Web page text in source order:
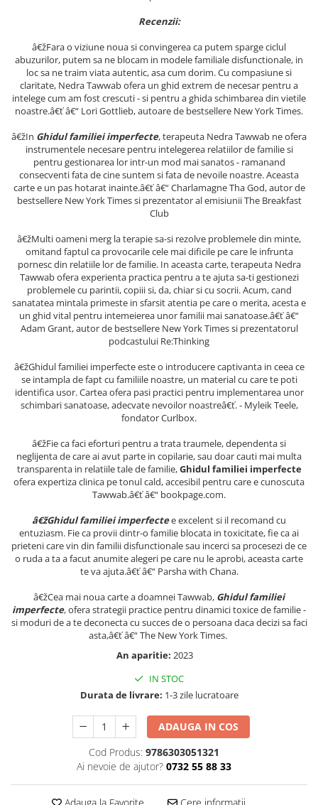
SF & Fantasy
Teatru
Teens Book Club
Umor
Birotica & Papetarie
Adezivi si benzi adezive
Articole Birotica
Accesorii Arhivare
Hartie si Accesorii
Instrumente de scris
Organizare si Arhivare
Seturi birotica
Articole scolare
Arta
Caiete si Carnetele scolare
Coperti, Mape, Etichete
Ghiozdane si Penare scolare
Instrumente de scris
Instrumente si Truse Geometrie
Seturi scolare
Calculator
Consumabile & Accesorii
Carti in dar
Carti pentru copii
Beletristica
Literatura Universala
Poezie
Descopera lumea
Descopera si invata
Primele notiuni
Recenzii:
â€žFara o viziune noua si convingerea ca putem sparge ciclul
abuzurilor, putem sa ne blocam in modele familiale disfunctionale, in
loc sa ne traim viata autentic, asa cum dorim. Cu compasiune si
claritate, Nedra Tawwab ofera un ghid extrem de necesar pentru a
intelege cum am fost crescuti - si pentru a ghida schimbarea din vietile
noastre.â€ť â€“ Lori Gottlieb, autoare de bestsellere New York Times.
â€žIn Ghidul familiei imperfecte, terapeuta Nedra Tawwab ne ofera
instrumentele necesare pentru intelegerea relatiilor de familie si
pentru gestionarea lor intr-un mod mai sanatos - ramanand
consecventi fata de cine suntem si fata de nevoile noastre. Aceasta
carte e un pas hotarat inainte.â€ť â€“ Charlamagne Tha God, autor de
bestsellere New York Times si prezentator al emisiunii The Breakfast
Club
â€žMulti oameni merg la terapie sa-si rezolve problemele din minte,
omitand faptul ca provocarile cele mai dificile pe care le infrunta
pornesc din relatiile lor de familie. In aceasta carte, terapeuta Nedra
Tawwab ofera experienta practica pentru a te ajuta sa-ti gestionezi
problemele cu parintii, copiii si, da, chiar si cu socrii. Acum, cand
sanatatea mintala primeste in sfarsit atentia pe care o merita, acesta e
un ghid vital pentru intemeierea unor familii mai sanatoase.â€ť â€“
Adam Grant, autor de bestsellere New York Times si prezentatorul
podcastului Re:Thinking
â€žGhidul familiei imperfecte este o introducere captivanta in ceea ce
se intampla de fapt cu familiile noastre, un material cu care te poti
identifica usor. Cartea ofera pasi practici pentru implementarea unor
schimbari sanatoase, adecvate nevoilor noastreâ€ť. - Myleik Teele,
fondator Curlbox.
â€žFie ca faci eforturi pentru a trata traumele, dependenta si
neglijenta de care ai avut parte in copilarie, sau doar cauti mai multa
transparenta in relatiile tale de familie,Ghidul familiei imperfecte
ofera expertiza clinica pe tonul cald, accesibil pentru care e cunoscuta
Tawwab.â€ť â€“ bookpage.com.
â€žGhidul familiei imperfectee excelent si il recomand cu
entuziasm. Fie ca provii dintr-o familie blocata in toxicitate, fie ca ai
prieteni care vin din familii disfunctionale sau incerci sa procesezi de ce
o ruda a ta a facut anumite alegeri pe care nu le aprobi, aceasta carte
te va ajuta.â€ť â€“ Parsha with Chana.
â€žCea mai noua carte a doamnei Tawwab, Ghidul familiei
imperfecte, ofera strategii practice pentru dinamici toxice de familie -
si moduri de a te deconecta cu succes de o persoana daca decizi sa faci
asta,â€ť â€“ The New York Times.
An aparitie: 2023
IN STOC
Durata de livrare: 1-3 zile lucratoare
ADAUGA IN COS
Cod Produs: 9786303051321
Ai nevoie de ajutor? 0732 55 88 33